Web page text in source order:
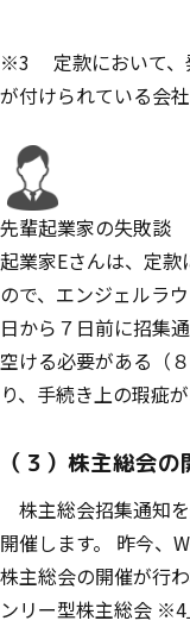
※3 定款において、
が付けられている会
先輩起業家の失敗談
起業家Eさんは、定
ので、エンジェルラ
日から７日前に招集
空ける必要がある（
り、手続き上の瑕疵
（３）株主総会の
株主総会招集通知
開催します。 昨今、
株主総会の開催が行
ンリー型株主総会